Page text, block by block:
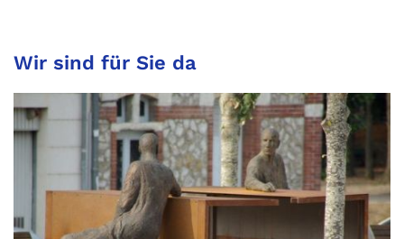
Wir sind für Sie da